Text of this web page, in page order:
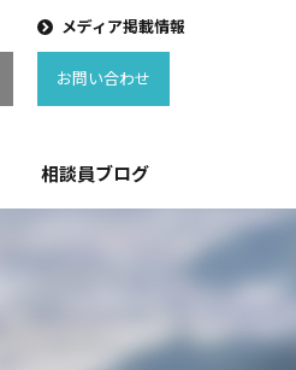
メディア掲載情報
お問い合わせ
相談員ブログ